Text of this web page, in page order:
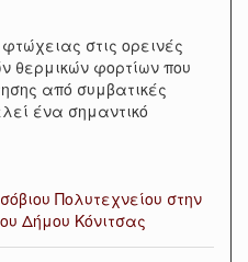
στις ορεινές
θερμικών φορτίων που
από συμβατικές
ένα σημαντικό
Πολυτεχνείου στην
Δήμου Κόνιτσας